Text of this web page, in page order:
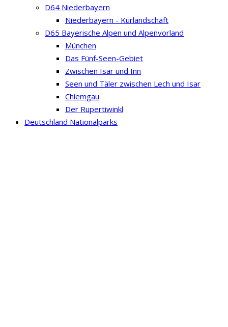
D64 Niederbayern
Niederbayern - Kurlandschaft
D65 Bayerische Alpen und Alpenvorland
München
Das Fünf-Seen-Gebiet
Zwischen Isar und Inn
Seen und Täler zwischen Lech und Isar
Chiemgau
Der Rupertiwinkl
Deutschland Nationalparks